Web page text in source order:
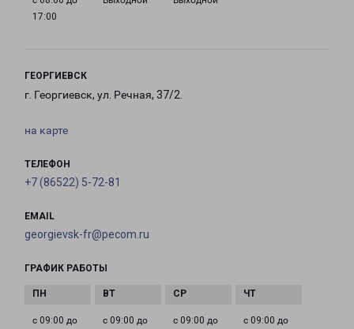
17:00
ГЕОРГИЕВСК
г. Георгиевск, ул. Речная, 37/2.
на карте
ТЕЛЕФОН
+7 (86522) 5-72-81
EMAIL
georgievsk-fr@pecom.ru
ГРАФИК РАБОТЫ
с 09:00 до
с 09:00 до
с 09:00 до
с 09:00 до